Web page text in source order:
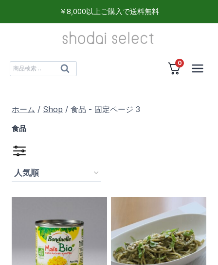
容
￥8,000以上ご購入で送料無料
検
象:
検
0
ホーム / Shop / 食品 - 固定ページ 3
食品
精肉(14)
ドライフルーツ
ナッツ(5)
グラノーラ・ミューズリー(2)